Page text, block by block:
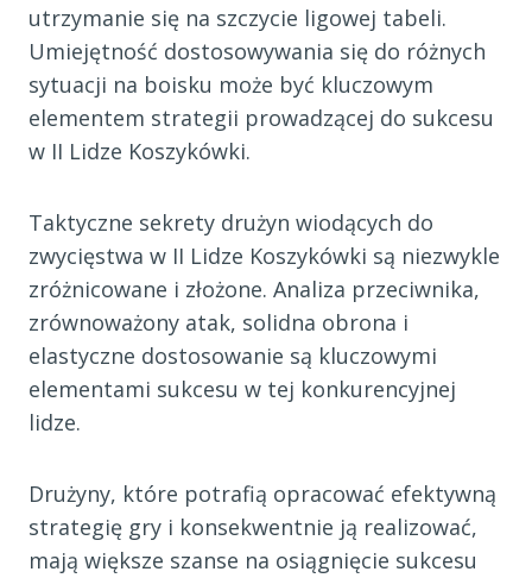
utrzymanie się na szczycie ligowej tabeli.
Umiejętność dostosowywania się do różnych
sytuacji na boisku może być kluczowym
elementem strategii prowadzącej do sukcesu
w II Lidze Koszykówki.
Taktyczne sekrety drużyn wiodących do
zwycięstwa w II Lidze Koszykówki są niezwykle
zróżnicowane i złożone. Analiza przeciwnika,
zrównoważony atak, solidna obrona i
elastyczne dostosowanie są kluczowymi
elementami sukcesu w tej konkurencyjnej
lidze.
Drużyny, które potrafią opracować efektywną
strategię gry i konsekwentnie ją realizować,
mają większe szanse na osiągnięcie sukcesu